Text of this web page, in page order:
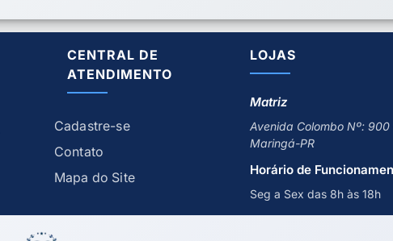
CENTRAL DE
ATENDIMENTO
Cadastre-se
Contato
Mapa do Site
LOJAS
Matriz
Avenida Colombo Nº: 900
Maringá-PR
Horário de
Seg a Sex das 8h às 18h